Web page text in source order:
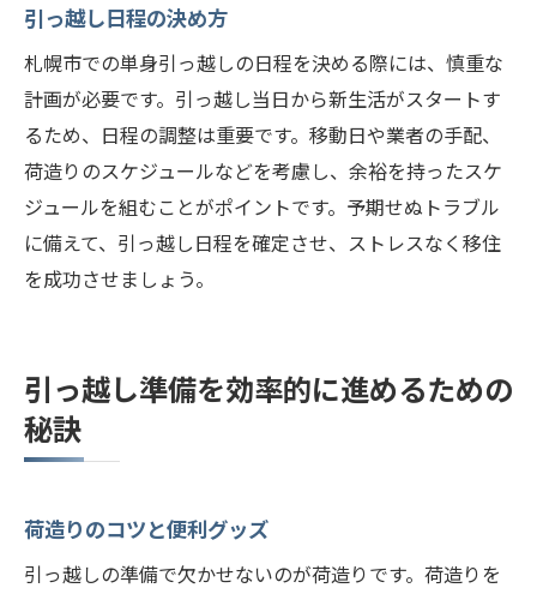
札幌市のイベントとコミュニティ活動
新生活を楽しむための趣味やアクティビテ
ィ
引っ越し後すぐに使える札幌市の便利なサービ
ス
電気・ガス・水道の手続き方法
インターネットとテレビの接続手配
引っ越し後のゴミ出しルール
札幌市の公共交通機関の利用方法
引っ越し日程の決め方
札幌市での単身引っ越しの日程を決める際には、慎重な
計画が必要です。引っ越し当日から新生活がスタートす
るため、日程の調整は重要です。移動日や業者の手配、
荷造りのスケジュールなどを考慮し、余裕を持ったスケ
ジュールを組むことがポイントです。予期せぬトラブル
に備えて、引っ越し日程を確定させ、ストレスなく移住
を成功させましょう。
引っ越し準備を効率的に進めるための
秘訣
荷造りのコツと便利グッズ
引っ越しの準備で欠かせないのが荷造りです。荷造りを